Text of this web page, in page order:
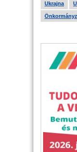
Ukrajna